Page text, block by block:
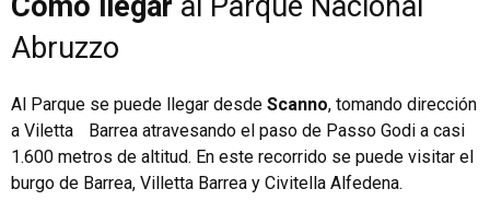
Abruzzo
Al Parque se puede llegar desde Scanno, tomando dirección
a Viletta Barrea atravesando el paso de Passo Godi a casi
1.600 metros de altitud. En este recorrido se puede visitar el
burgo de Barrea, Villetta Barrea y Civitella Alfedena.